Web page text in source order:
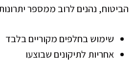
הביטוח, נהנים לרוב ממספר
שימוש בחלפים מקוריים בלבד
אחריות לתיקונים שבוצעו